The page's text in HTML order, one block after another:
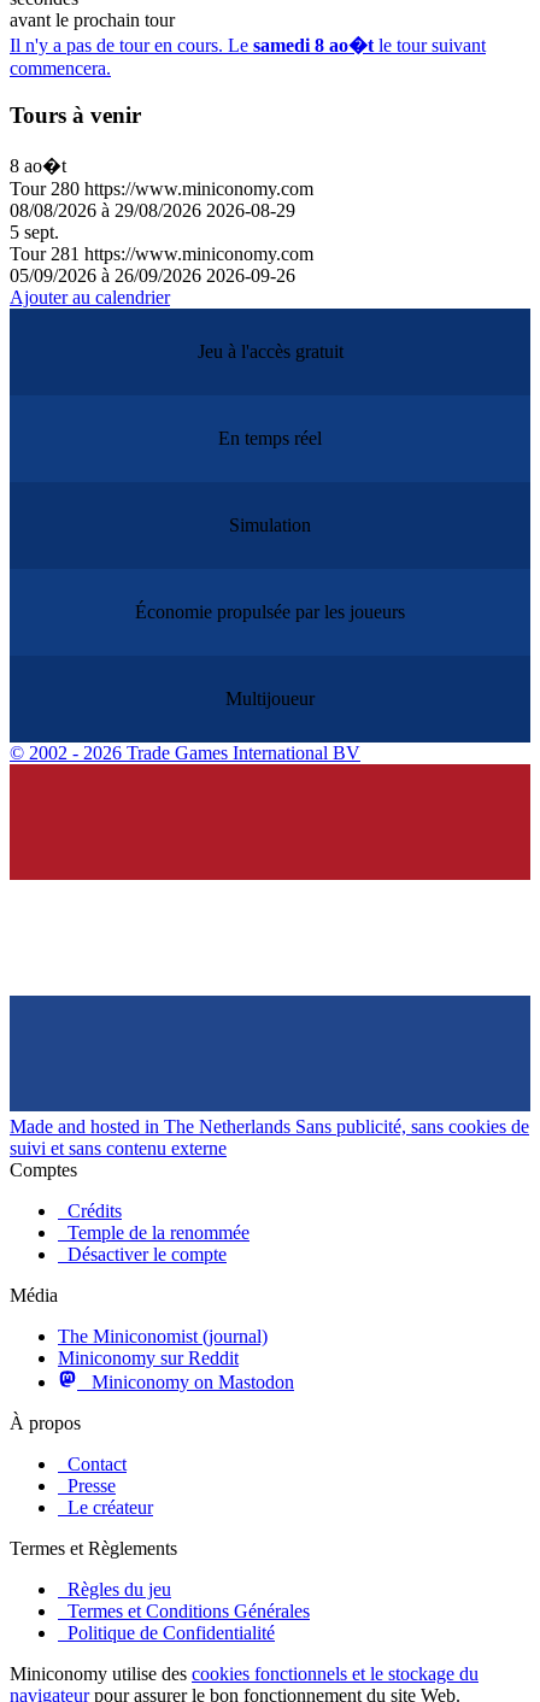
avant le prochain tour
Il n'y a pas de tour en cours. Le samedi 8 ao�tle tour suivant
commencera.
Tours à venir
8 ao�t
Tour 280 https://www.miniconomy.com
08/08/2026 à 29/08/2026 2026-08-29
5 sept.
Tour 281 https://www.miniconomy.com
05/09/2026 à 26/09/2026 2026-09-26
Ajouter au calendrier
Jeu à l'accès gratuit
En temps réel
Simulation
Économie propulsée par les joueurs
Multijoueur
© 2002 - 2026 Trade Games International BV
Made and hosted in The Netherlands Sans publicité, sans cookies de
suivi et sans contenu externe
Comptes
Crédits
Temple de la renommée
Désactiver le compte
Média
The Miniconomist (journal)
Miniconomy sur Reddit
Miniconomy on Mastodon
À propos
Contact
Presse
Le créateur
Termes et Règlements
Règles du jeu
Termes et Conditions Générales
Politique de Confidentialité
Miniconomy utilise des cookies fonctionnels et le stockage du
navigateurpour assurer le bon fonctionnement du site Web.